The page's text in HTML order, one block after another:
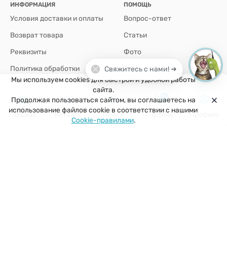
ИНФОРМАЦИЯ
Условия доставки и оплаты
Возврат товара
Реквизиты
Политика обработки
персональных данных
ПОМОЩЬ
Вопрос-ответ
Статьи
Фото
+7(926)907-64-35
Мы используем cookies для быстрой и удобной работы
сайта.
Продолжая пользоваться сайтом, вы соглашаетесь на
использование файлов cookie в соответствии с нашими
Cookie-правилами.
Главная Каталог Поиск
0
Корзина Профиль
Свяжитесь с нами! ➜